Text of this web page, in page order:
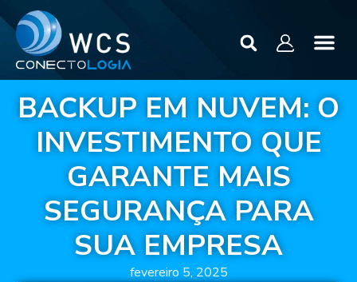
BACKUP EM NUVEM: O
INVESTIMENTO QUE
GARANTE MAIS
SEGURANÇA PARA
SUA EMPRESA
fevereiro 5, 2025